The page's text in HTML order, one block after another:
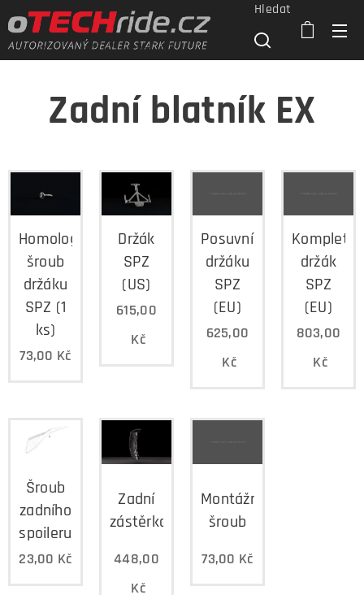
Hledat
Zadní blatník EX
Homologační
šroub
držáku
SPZ (1
ks)
73,00 Kč
Držák
SPZ
(US)
615,00
Kč
Posuvník
držáku
SPZ
(EU)
625,00
Kč
Kompletní
držák
SPZ
(EU)
803,00
Kč
Šroub
zadního
spoileru
23,00 Kč
Zadní
zástěrka
448,00
Kč
Montážní
šroub
73,00 Kč